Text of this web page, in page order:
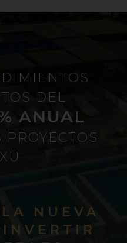
DEL
ANUAL
NUEVA